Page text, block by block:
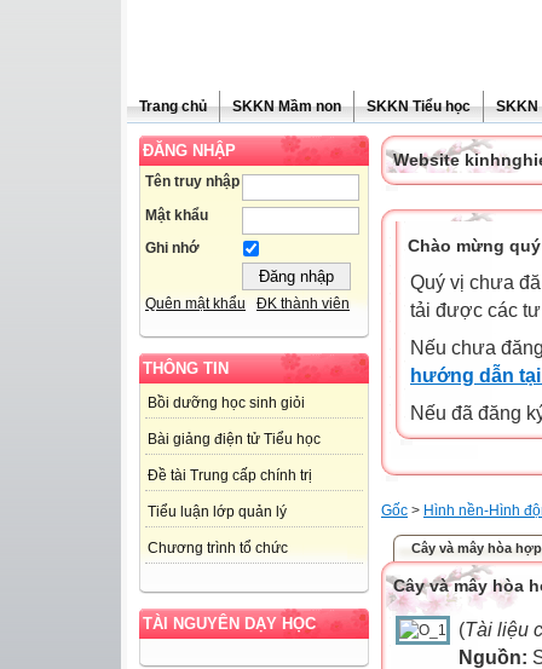
Trang chủ SKKN Mầm non SKKN Tiểu học SKKN
ĐĂNG NHẬP
Tên truy nhập
Mật khẩu
Ghi nhớ
Quên mật khẩu ĐK thành viên
THÔNG TIN
Bồi dưỡng học sinh giỏi
Bài giảng điện tử Tiểu học
Đề tài Trung cấp chính trị
Tiểu luận lớp quản lý
Chương trình tổ chức
TÀI NGUYÊN DẠY HỌC
Website
Chào mừng
Quý vị chưa
tải được các
Nếu chưa
hướng dẫn
Nếu đã đăng
Gốc > Hình nền-Hình
Cây và mây hòa hợp
Cây và mây hòa
(Tài liệu
Nguồn: